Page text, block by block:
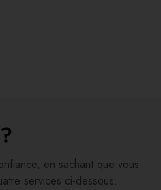
en sachant que vous
services ci-dessous.